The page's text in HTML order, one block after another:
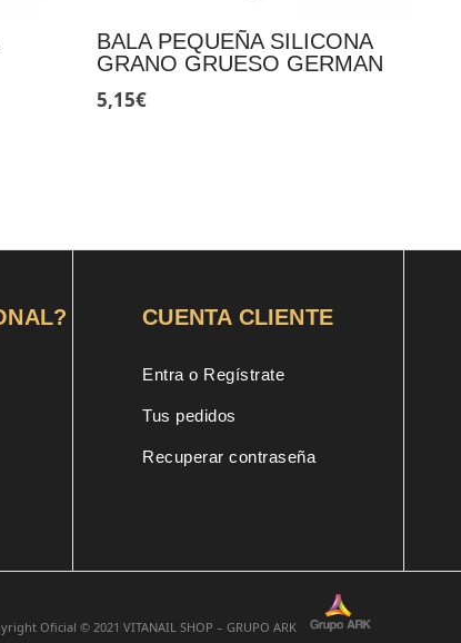
BALA PEQUEÑA SILICONA
GRANO GRUESO GERMAN
5,15€
CUENTA CLIENTE
Entra o Regístrate
Tus pedidos
Recuperar contraseña
Oficial © 2021 VITANAIL SHOP – GRUPO ARK